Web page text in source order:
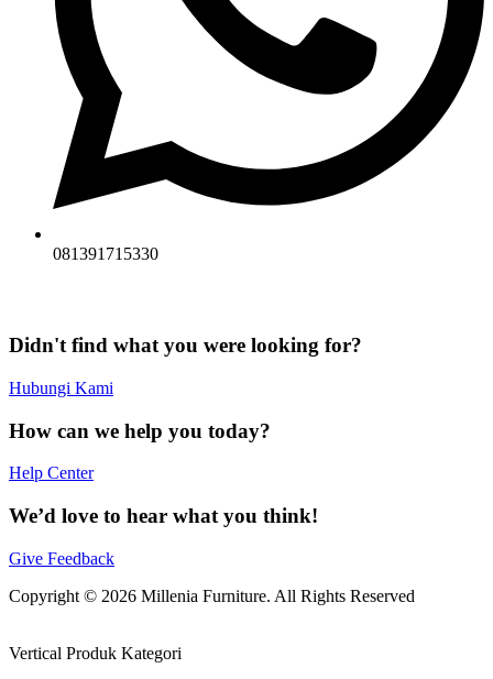
081391715330
Didn't find what you were looking for?
Hubungi Kami
How can we help you today?
Help Center
We’d love to hear what you think!
Give Feedback
Copyright © 2026 Millenia Furniture. All Rights Reserved
Vertical Produk Kategori